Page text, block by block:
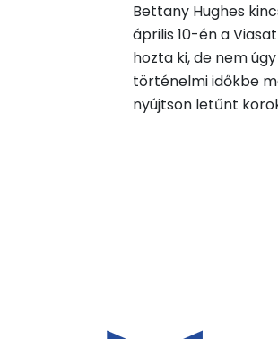
Bettany Hughes
április 10-én a
hozta ki, de nem
történelmi időkbe
nyújtson letűnt